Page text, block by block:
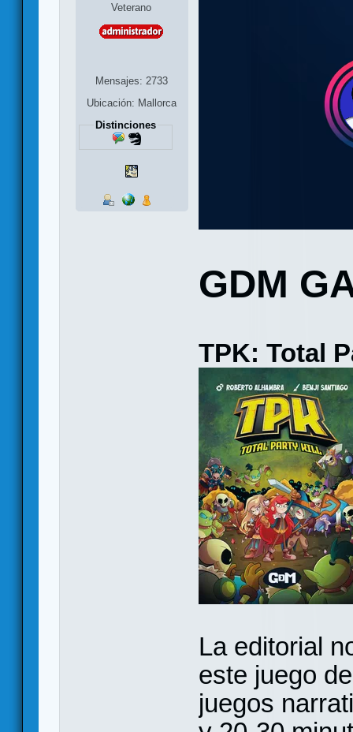
Veterano
Mensajes: 2733
Ubicación: Mallorca
Distinciones
GDM
TPK: Total
La editorial
este juego
juegos